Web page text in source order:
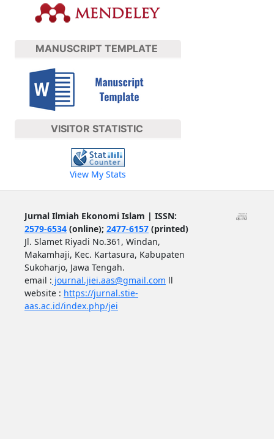
MANUSCRIPT TEMPLATE
VISITOR STATISTIC
View My Stats
Jurnal Ilmiah Ekonomi Islam | ISSN:
2579-6534(online); 2477-6157(printed)
Jl. Slamet Riyadi No.361, Windan,
Makamhaji, Kec. Kartasura, Kabupaten
Sukoharjo, Jawa Tengah.
email : journal.jiei.aas@gmail.com ll
website : https://jurnal.stie-
aas.ac.id/index.php/jei